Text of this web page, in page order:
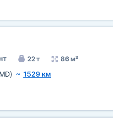
22 т 86 м³
~ 1529 км